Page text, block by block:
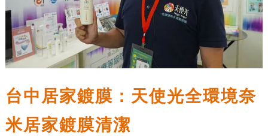
台中居家鍍膜：天使光全環境奈
米居家鍍膜清潔